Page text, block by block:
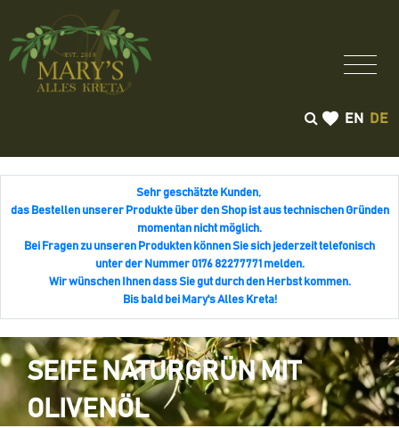
EN DE
Sehr geschätzte Kunden,
das Bestellen unserer Produkte über den Shop ist aus technischen Gründen
momentan nicht möglich.
Bei Fragen zu unseren Produkten können Sie sich jederzeit telefonisch
unter der Nummer 0176 82277771 melden.
Wir wünschen Ihnen dass Sie gut durch den Herbst kommen.
Bis bald bei Mary's Alles Kreta!
SEIFE NATURGRÜN MIT
OLIVENÖL